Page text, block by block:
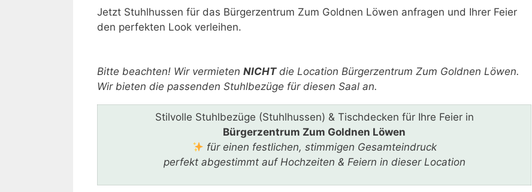
Jetzt Stuhlhussen für das Bürgerzentrum Zum Goldnen Löwen anfragen und Ihrer Feier
den perfekten Look verleihen.
Bitte beachten! Wir vermieten NICHTdie Location Bürgerzentrum Zum Goldnen Löwen.
Wir bieten die passenden Stuhlbezüge für diesen Saal an.
Stilvolle Stuhlbezüge (Stuhlhussen) & Tischdecken für Ihre Feier in
Bürgerzentrum Zum Goldnen Löwen
für einen festlichen, stimmigen Gesamteindruck
perfekt abgestimmt auf Hochzeiten & Feiern in dieser Location